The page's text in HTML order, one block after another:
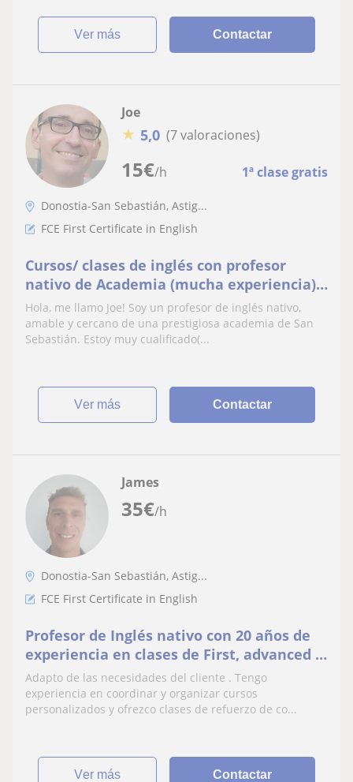
ver más Contactar
15€/h 1ª clase gratis
Joe
★ 5,0 (7 valoraciones)
Donostia-San Sebastián, Astig...
FCE First Certificate in English
Cursos/ clases de inglés con profesor
nativo de Academia (mucha experiencia)
FCE,CAE
Hola, me llamo Joe! Soy un profesor de inglés nativo,
amable y cercano de una prestigiosa academia de San
Sebastián. Estoy muy cualificado(...
ver más Contactar
35€/h
James
Donostia-San Sebastián, Astig...
FCE First Certificate in English
Profesor de Inglés nativo con 20 años de
experiencia en clases de First, advanced y
proficiency. Especialista en Business
English y discurso público
Adapto de las necesidades del cliente . Tengo
experiencia en coordinar y organizar cursos
personalizados y ofrezco clases de refuerzo de co...
ver más Contactar